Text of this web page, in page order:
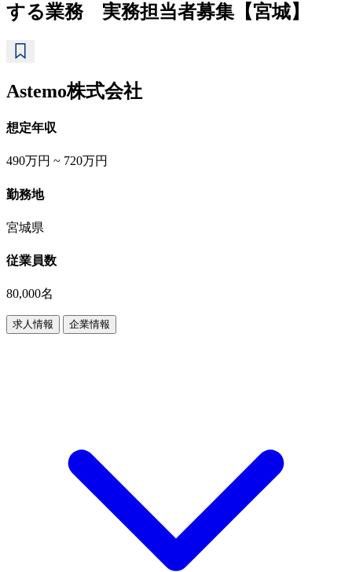
する業務 実務担当者募集【宮城】
Astemo株式会社
想定年収
490万円 ~ 720万円
勤務地
宮城県
従業員数
80,000名
求人情報 企業情報